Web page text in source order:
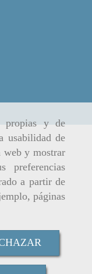
propias y de
usabilidad de
web y mostrar
preferencias
a partir de
páginas